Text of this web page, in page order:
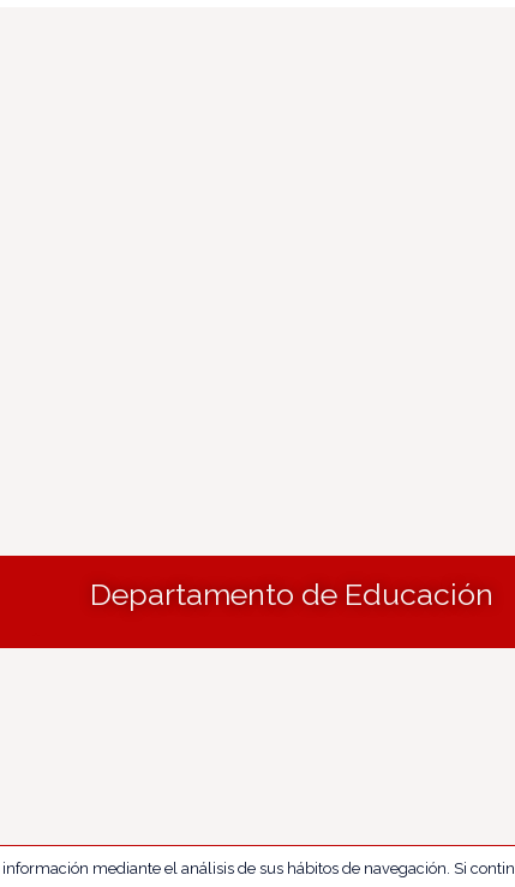
Departamento de Educación
mediante el análisis de sus hábitos de navegación. Si